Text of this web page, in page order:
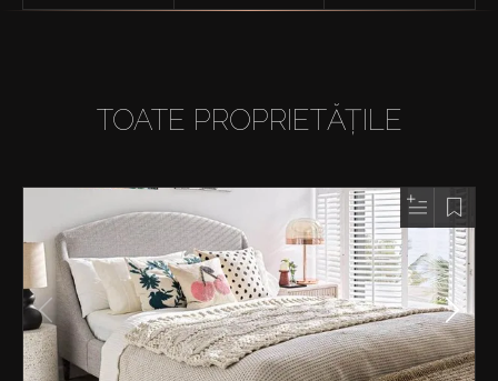
TOATE PROPRIETĂȚILE